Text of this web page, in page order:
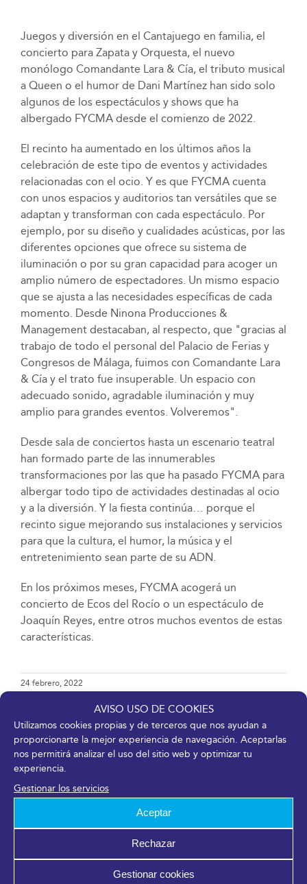
AVISO USO DE COOKIES
Utilizamos cookies propias y de terceros que nos ayudan a
proporcionarte la mejor experiencia de navegación. Aceptarlas
nos permitirá analizar el uso del sitio web y optimizar tu
experiencia.
Gestionar los servicios
Aceptar
Rechazar
Gestionar cookies
Juegos y diversión en el Cantajuego en familia, el
concierto para Zapata y Orquesta, el nuevo
monólogo Comandante Lara & Cía, el tributo musical
a Queen o el humor de Dani Martínez han sido solo
algunos de los espectáculos y shows que ha
albergado FYCMA desde el comienzo de 2022.
El recinto ha aumentado en los últimos años la
celebración de este tipo de eventos y actividades
relacionadas con el ocio. Y es que FYCMA cuenta
con unos espacios y auditorios tan versátiles que se
adaptan y transforman con cada espectáculo. Por
ejemplo, por su diseño y cualidades acústicas, por las
diferentes opciones que ofrece su sistema de
iluminación o por su gran capacidad para acoger un
amplio número de espectadores. Un mismo espacio
que se ajusta a las necesidades específicas de cada
momento. Desde Ninona Producciones &
Management destacaban, al respecto, que "gracias al
trabajo de todo el personal del Palacio de Ferias y
Congresos de Málaga, fuimos con Comandante Lara
& Cía y el trato fue insuperable. Un espacio con
adecuado sonido, agradable iluminación y muy
amplio para grandes eventos. Volveremos".
Desde sala de conciertos hasta un escenario teatral
han formado parte de las innumerables
transformaciones por las que ha pasado FYCMA para
albergar todo tipo de actividades destinadas al ocio
y a la diversión. Y la fiesta continúa… porque el
recinto sigue mejorando sus instalaciones y servicios
para que la cultura, el humor, la música y el
entretenimiento sean parte de su ADN.
En los próximos meses, FYCMA acogerá un
concierto de Ecos del Rocío o un espectáculo de
Joaquín Reyes, entre otros muchos eventos de estas
características.
24 febrero, 2022
¡Comparte en tus redes sociales!